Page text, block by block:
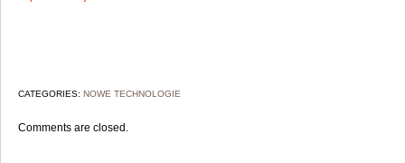
CATEGORIES: NOWE TECHNOLOGIE
Comments are closed.